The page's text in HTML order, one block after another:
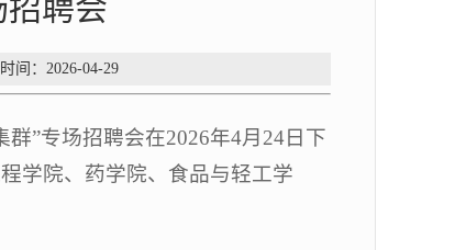
招聘会
间：2026-04-29
”专场招聘会在2026年4月24日下
学院、药学院、食品与轻工学